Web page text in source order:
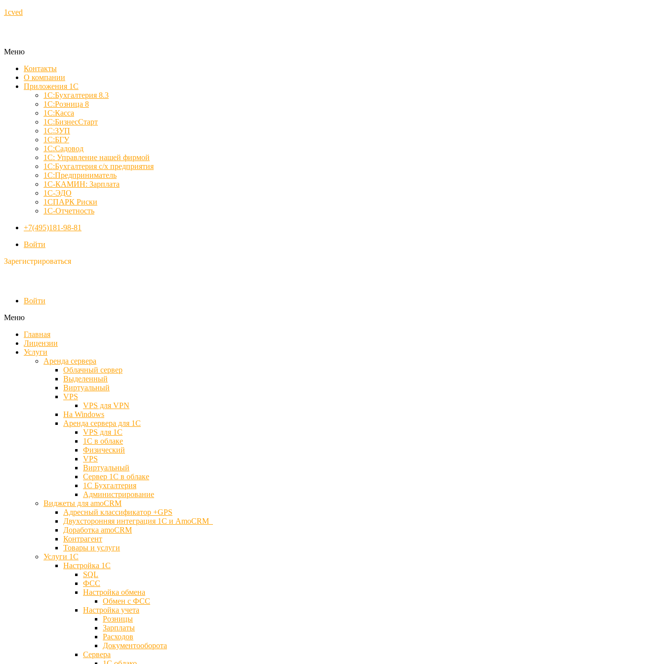
1cved
Меню
Контакты
О компании
Приложения 1С
1С:Бухгалтерия 8.3
1С:Розница 8
1С:Касса
1С:БизнесСтарт
1С:ЗУП
1С:БГУ
1С:Садовод
1С: Управление нашей фирмой
1С:Бухгалтерия с/х предприятия
1С:Предприниматель
1С-КАМИН: Зарплата
1С-ЭДО
1СПАРК Риски
1С-Отчетность
+7(495)181-98-81
Войти
Зарегистрироваться
Войти
Меню
Главная
Лицензии
Услуги
Аренда сервера
Облачный сервер
Выделенный
Виртуальный
VPS
VPS для VPN
На Windows
Аренда сервера для 1С
VPS для 1С
1С в облаке
Физический
VPS
Виртуальный
Сервер 1С в облаке
1С Бухгалтерия
Администрирование
Виджеты для amoCRM
Адресный классификатор +GPS
Двухсторонняя интеграция 1С и AmoCRM
Доработка amoCRM
Контрагент
Товары и услуги
Услуги 1С
Настройка 1С
SQL
ФСС
Настройка обмена
Обмен с ФСС
Настройка учета
Розницы
Зарплаты
Расходов
Документооборота
Сервера